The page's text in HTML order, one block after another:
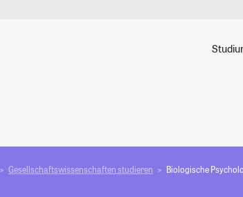
Gesellschafts­­wissenschaften studieren Biologische